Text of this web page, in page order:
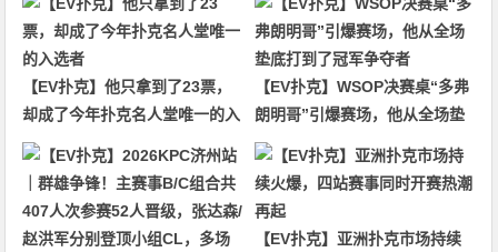
【EV扑克】他只拿到了23票，
却成了今年扑克名人堂唯一的入
选者
【EV扑克】WSOP决赛桌“多弗
朗明哥”引爆赛场，他从全场垫
底打到了冠军争夺者
【EV扑克】亚洲扑克市场持续